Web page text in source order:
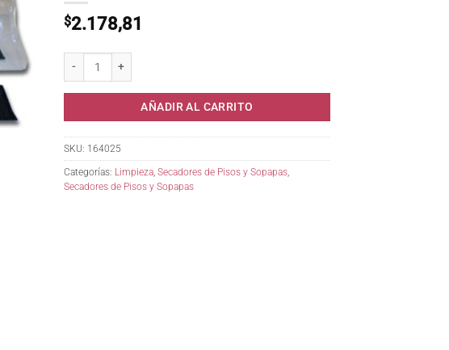
$2.178,81
AÑADIR AL CARRITO
SKU: 164025
Categorías: Limpieza Secadores de Pisos y Sopapas
Secadores de Pisos y Sopapas